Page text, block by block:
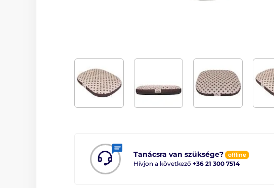
Tanácsra van szüksége? offline
Hívjon a következő +36 21 300 7514